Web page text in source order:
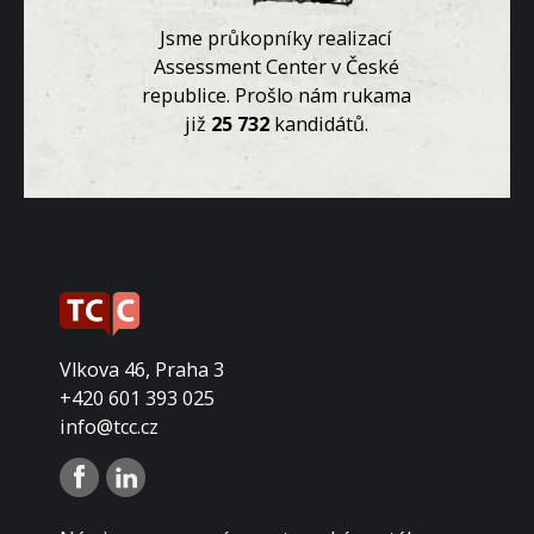
Jsme průkopníky realizací
Assessment Center v České
republice. Prošlo nám rukama
již 25 732 kandidátů.
Vlkova 46, Praha 3
+420 601 393 025
info@tcc.cz